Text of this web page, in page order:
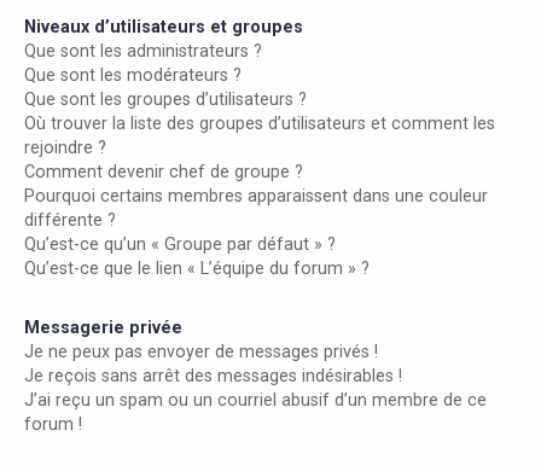
Niveaux d’utilisateurs et groupes
Que sont les administrateurs ?
Que sont les modérateurs ?
Que sont les groupes d’utilisateurs ?
Où trouver la liste des groupes d’utilisateurs et comment les
rejoindre ?
Comment devenir chef de groupe ?
Pourquoi certains membres apparaissent dans une couleur
différente ?
Qu’est-ce qu’un « Groupe par défaut » ?
Qu’est-ce que le lien « L’équipe du forum » ?
Messagerie privée
Je ne peux pas envoyer de messages privés !
Je reçois sans arrêt des messages indésirables !
J’ai reçu un spam ou un courriel abusif d’un membre de ce
forum !